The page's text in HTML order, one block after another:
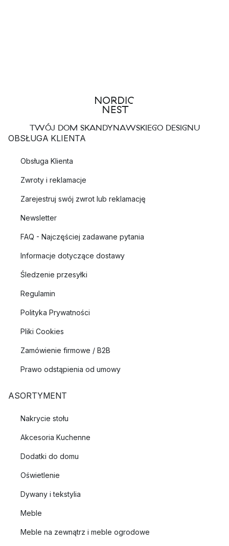
TWÓJ DOM SKANDYNAWSKIEGO DESIGNU
OBSŁUGA KLIENTA
Obsługa Klienta
Zwroty i reklamacje
Zarejestruj swój zwrot lub reklamację
Newsletter
FAQ - Najczęściej zadawane pytania
Informacje dotyczące dostawy
Śledzenie przesyłki
Regulamin
Polityka Prywatności
Pliki Cookies
Zamówienie firmowe / B2B
Prawo odstąpienia od umowy
ASORTYMENT
Nakrycie stołu
Akcesoria Kuchenne
Dodatki do domu
Oświetlenie
Dywany i tekstylia
Meble
Meble na zewnątrz i meble ogrodowe